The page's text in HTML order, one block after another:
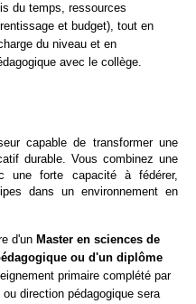
du temps, ressources
et budget), tout en
du niveau et en
avec le collège.
capable de transformer une
durable. Vous combinez une
une forte capacité à fédérer,
dans un environnement en
d'un Master en sciences de
ou d'un diplôme
primaire complété par
direction pédagogique sera